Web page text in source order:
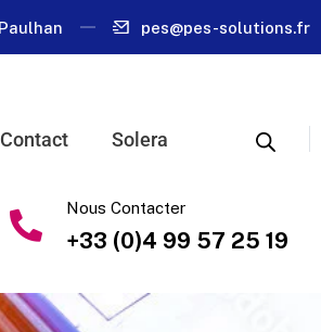
pes@pes-solutions.fr
Contact Solera
Nous Contacter
+33 (0)4 99 57 25 19